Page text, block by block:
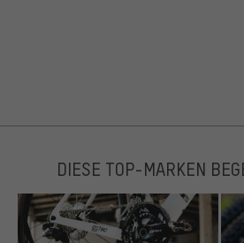
DIESE TOP-MARKEN